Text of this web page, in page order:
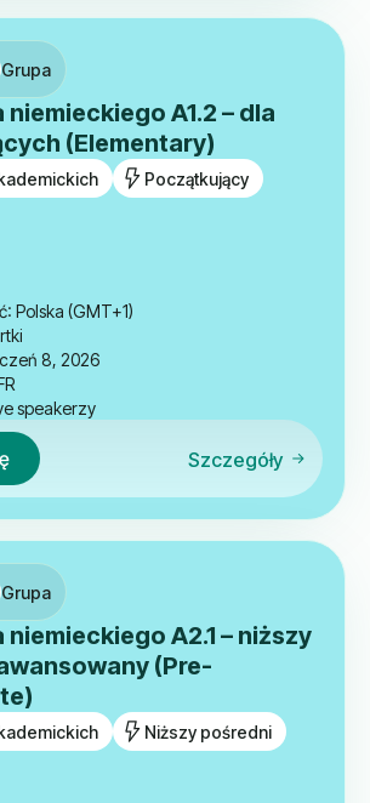
Grupa
niemieckiego A1.2 – dla
(Elementary)
Początkujący
Polska (GMT+1)
8, 2026
speakerzy
Szczegóły
Grupa
niemieckiego A2.1 – niższy
(Pre-
Niższy pośredni